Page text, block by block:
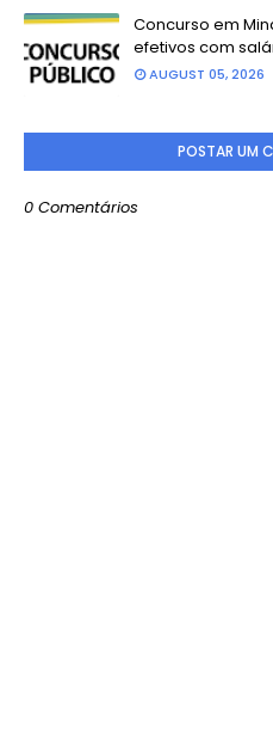
Concurso em
efetivos com
AUGUST 05, 2026
POSTAR UM
0 Comentários